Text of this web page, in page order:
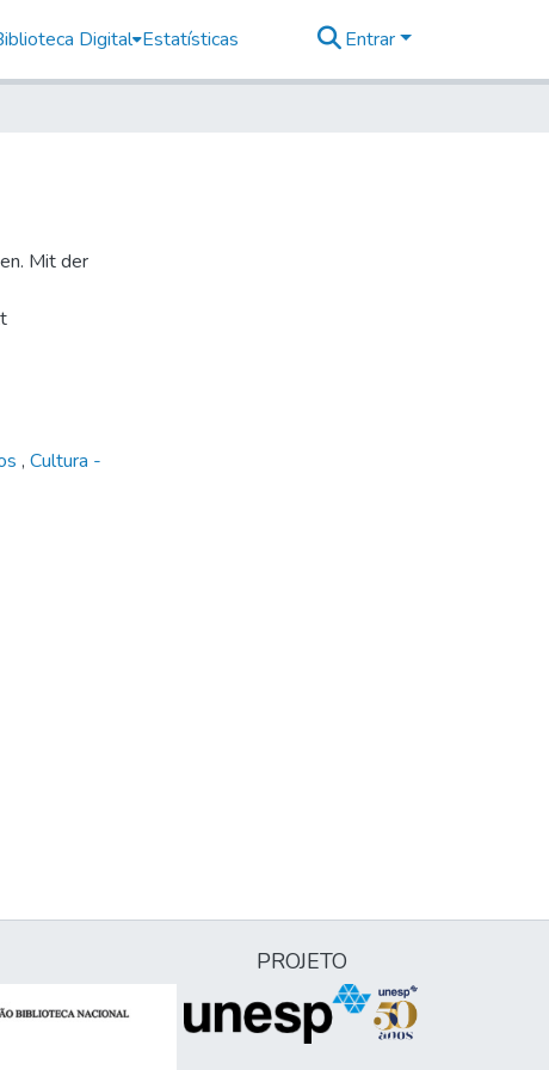
Digital Estatísticas Entrar
Mit der
, Cultura -
PROJETO